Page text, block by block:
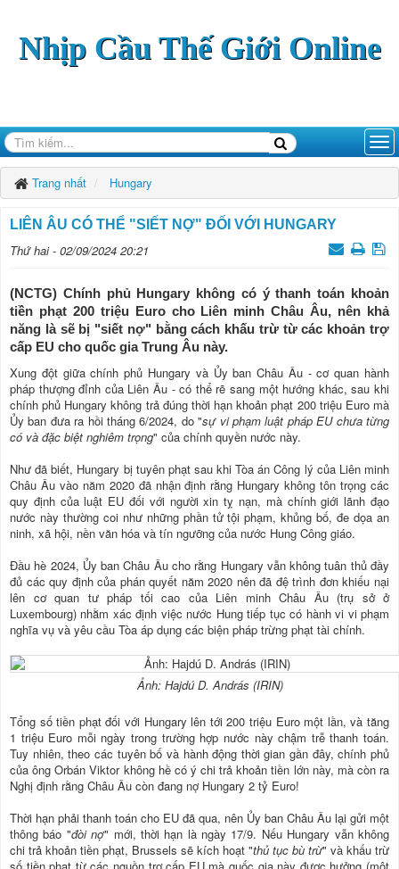
Nhịp Cầu Thế Giới Online
Trang nhất Hungary
LIÊN ÂU CÓ THỂ "SIẾT NỢ" ĐỐI VỚI HUNGARY
Thứ hai - 02/09/2024 20:21
(NCTG) Chính phủ Hungary không có ý thanh toán khoản
tiền phạt 200 triệu Euro cho Liên minh Châu Âu, nên khả
năng là sẽ bị "siết nợ" bằng cách khấu trừ từ các khoản trợ
cấp EU cho quốc gia Trung Âu này.
Xung đột giữa chính phủ Hungary và Ủy ban Châu Âu - cơ quan hành
pháp thượng đỉnh của Liên Âu - có thể rẽ sang một hướng khác, sau khi
chính phủ Hungary không trả đúng thời hạn khoản phạt 200 triệu Euro mà
Ủy ban đưa ra hồi tháng 6/2024, do "sự vi phạm luật pháp EU chưa từng
có và đặc biệt nghiêm trọng" của chính quyền nước này.
Như đã biết, Hungary bị tuyên phạt sau khi Tòa án Công lý của Liên minh
Châu Âu vào năm 2020 đã nhận định rằng Hungary không tôn trọng các
quy định của luật EU đối với người xin tỵ nạn, mà chính giới lãnh đạo
nước này thường coi như những phần tử tội phạm, khủng bố, đe dọa an
ninh, xã hội, nền văn hóa và tín ngưỡng của nước Hung Công giáo.
Đầu hè 2024, Ủy ban Châu Âu cho rằng Hungary vẫn không tuân thủ đầy
đủ các quy định của phán quyết năm 2020 nên đã đệ trình đơn khiếu nại
lên cơ quan tư pháp tối cao của Liên minh Châu Âu (trụ sở ở
Luxembourg) nhằm xác định việc nước Hung tiếp tục có hành vi vi phạm
nghĩa vụ và yêu cầu Tòa áp dụng các biện pháp trừng phạt tài chính.
Ảnh: Hajdú D. András (IRIN)
Tổng số tiền phạt đối với Hungary lên tới 200 triệu Euro một lần, và tăng
1 triệu Euro mỗi ngày trong trường hợp nước này chậm trễ thanh toán.
Tuy nhiên, theo các tuyên bố và hành động thời gian gần đây, chính phủ
của ông Orbán Viktor không hề có ý chi trả khoản tiền lớn này, mà còn ra
Nghị định rằng Châu Âu còn đang nợ Hungary 2 tỷ Euro!
Thời hạn phải thanh toán cho EU đã qua, nên Ủy ban Châu Âu lại gửi một
thông báo "đòi nợ" mới, thời hạn là ngày 17/9. Nếu Hungary vẫn không
chi trả khoản tiền phạt, Brussels sẽ kích hoạt "thủ tục bù trừ" và khấu trừ
số tiền phạt từ các nguồn trợ cấp EU mà quốc gia này được hưởng (một